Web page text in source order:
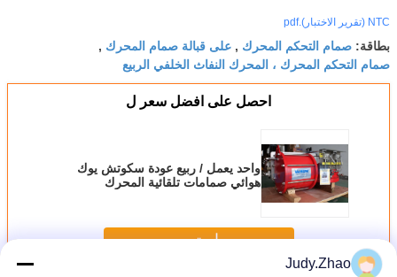
NTC (تقرير الاختبار).pdf
بطاقة: صمام التحكم المحرك , على قبالة صمام المحرك ,
صمام التحكم المحرك ، المحرك النفاث الخلفي الربيع
احصل على افضل سعر ل
واحد يعمل / ربيع عودة سكوتش يوك
هوائي صمامات تلقائية المحرك
استمر
Judy.Zhao